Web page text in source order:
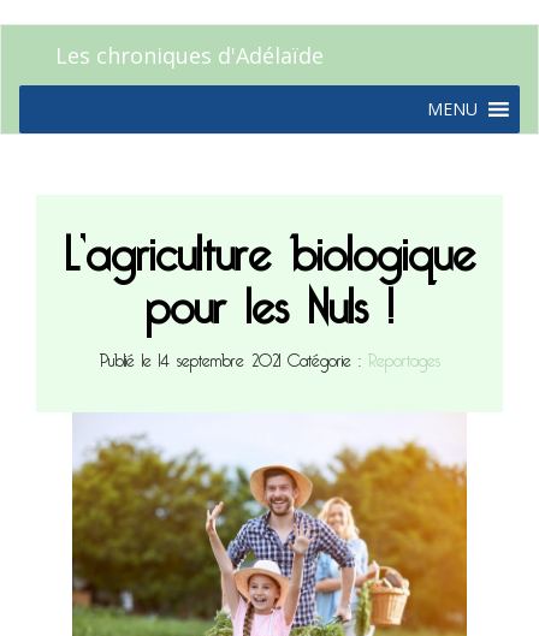
Les chroniques d'Adélaïde
MENU
L’agriculture biologique
pour les Nuls !
Publié le 14 septembre 2021Catégorie :Reportages